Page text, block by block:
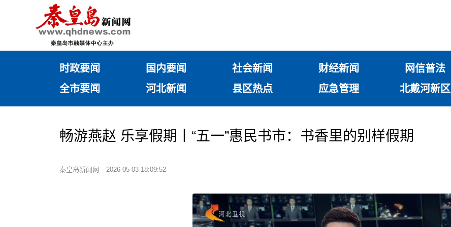
时政要闻 国内要闻 社会新闻 财经新闻 网信普法
全市要闻
河北新闻 县区热点 应急管理 北戴河新区
畅游燕赵 乐享假期丨“五一”惠民书市：书香里的别样假期
秦皇岛新闻网 2026-05-03 18:09:52